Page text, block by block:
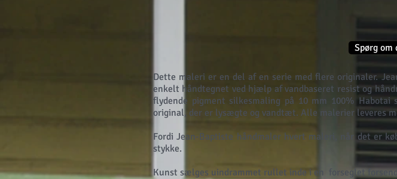
Spørg om
Dette maleri er en del af en serie med flere originaler.
enkelt håndtegnet ved hjælp af vandbaseret resist og
flydende pigment silkesmaling på 10 mm 100%
original, der er lysægte og vandtæt. Alle malerier leveres
Fordi Jean-Baptiste håndmaler hvert maleri, når det er
stykke.
Kunst sælges uindrammet rullet inde i en
forseglet